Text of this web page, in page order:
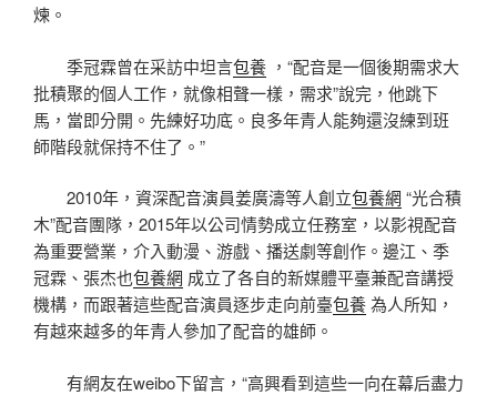
煉。
季冠霖曾在采訪中坦言包養 ，“配音是一個後期需求大
批積聚的個人工作，就像相聲一樣，需求”說完，他跳下
馬，當即分開。先練好功底。良多年青人能夠還沒練到班
師階段就保持不住了。”
2010年，資深配音演員姜廣濤等人創立包養網 “光合積
木”配音團隊，2015年以公司情勢成立任務室，以影視配音
為重要營業，介入動漫、游戲、播送劇等創作。邊江、季
冠霖、張杰也包養網 成立了各自的新媒體平臺兼配音講授
機構，而跟著這些配音演員逐步走向前臺包養為人所知，
有越來越多的年青人參加了配音的雄師。
有網友在weibo下留言，“高興看到這些一向在幕后盡力